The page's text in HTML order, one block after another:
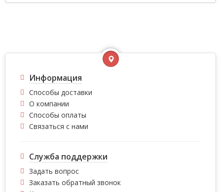
Информация
Способы доставки
О компании
Способы оплаты
Связаться с нами
Служба поддержки
Задать вопрос
Заказать обратный звонок